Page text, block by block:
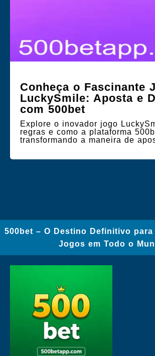
Conheça o Fascinante
LuckySmile: Aposta e
com 500bet
Explore o inovador jogo
regras e como a plataforma
transformando a maneira de
500bet – O Destino Definitivo
Jogos em Todo o